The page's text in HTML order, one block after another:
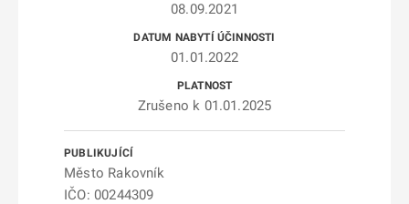
08.09.2021
01.01.2022
Zrušeno k 01.01.2025
Město Rakovník
IČO: 00244309